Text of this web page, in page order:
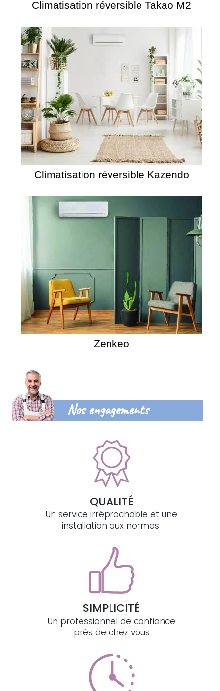
Climatisation réversible Takao M2
Climatisation réversible Kazendo
Zenkeo
Nos engagements
QUALITÉ
Un service irréprochable et une
installation aux normes
SIMPLICITÉ
Un professionnel de confiance
près de chez vous